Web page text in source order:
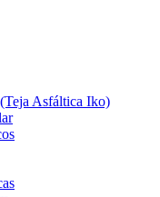
Asfáltica Iko)